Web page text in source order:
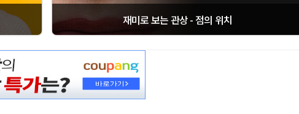
재미로 보는 관상 - 점의 위치